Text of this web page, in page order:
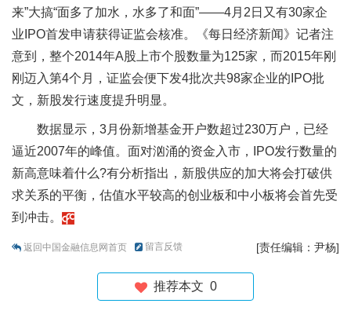
来”大搞“面多了加水，水多了和面”——4月2日又有30家企
业IPO首发申请获得证监会核准。《每日经济新闻》记者注
意到，整个2014年A股上市个股数量为125家，而2015年刚
刚迈入第4个月，证监会便下发4批次共98家企业的IPO批
文，新股发行速度提升明显。
数据显示，3月份新增基金开户数超过230万户，已经
逼近2007年的峰值。面对汹涌的资金入市，IPO发行数量的
新高意味着什么?有分析指出，新股供应的加大将会打破供
求关系的平衡，估值水平较高的创业板和中小板将会首先受
到冲击。
返回中国金融信息网首页 留言反馈 [责任编辑：尹杨]
推荐本文 0